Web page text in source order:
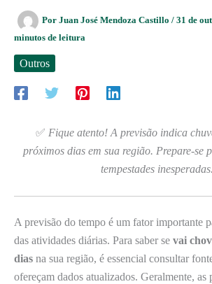
Por Juan José Mendoza Castillo / 31 de
minutos de leitura
Outros
✅ Fique atento! A previsão indica
próximos dias em sua região. Prepare-se
tempestades inesperadas.
A previsão do tempo é um fator importante
das atividades diárias. Para saber se vai
dias na sua região, é essencial consultar
ofereçam dados atualizados. Geralmente, as